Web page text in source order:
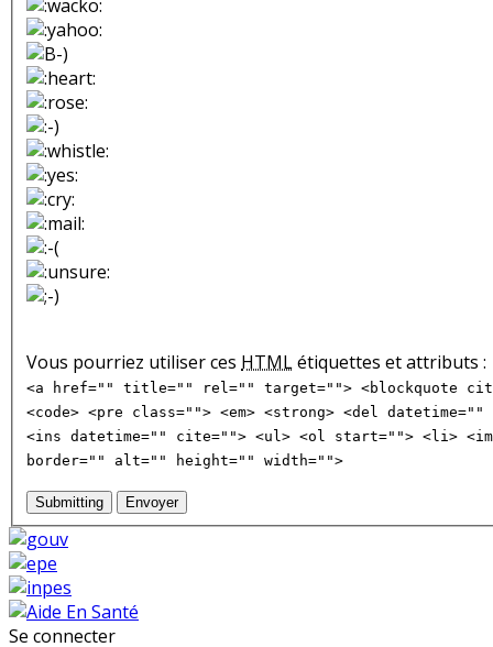
Vous pourriez utiliser ces HTMLétiquettes et attributs :
<a href="" title="" rel="" target=""> <blockquote
<code> <pre class=""> <em> <strong> <del
<ins datetime="" cite=""> <ul> <ol start=""> <li>
border="" alt="" height="" width="">
Submitting Envoyer
Se connecter